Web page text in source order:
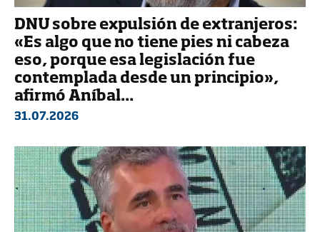
DNU sobre expulsión de extranjeros:
«Es algo que no tiene pies ni cabeza
eso, porque esa legislación fue
contemplada desde un principio»,
afirmó Aníbal...
31.07.2026